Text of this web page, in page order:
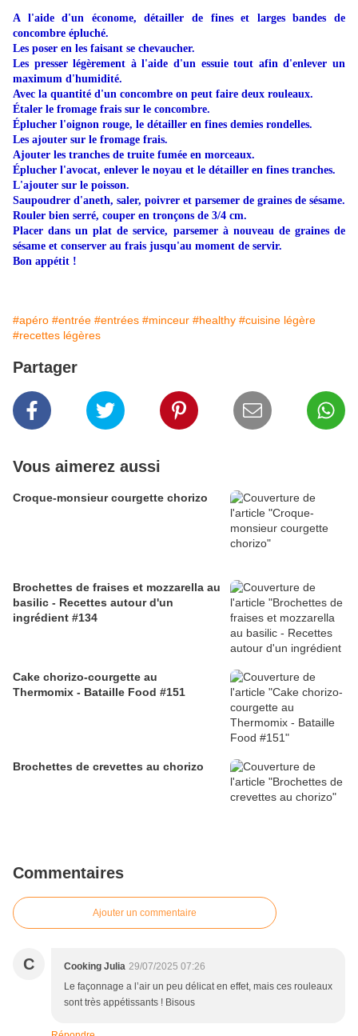
A l'aide d'un économe, détailler de fines et larges bandes de
concombre épluché.
Les poser en les faisant se chevaucher.
Les presser légèrement à l'aide d'un essuie tout afin d'enlever un
maximum d'humidité.
Avec la quantité d'un concombre on peut faire deux rouleaux.
Étaler le fromage frais sur le concombre.
Éplucher l'oignon rouge, le détailler en fines demies rondelles.
Les ajouter sur le fromage frais.
Ajouter les tranches de truite fumée en morceaux.
Éplucher l'avocat, enlever le noyau et le détailler en fines tranches.
L'ajouter sur le poisson.
Saupoudrer d'aneth, saler, poivrer et parsemer de graines de sésame.
Rouler bien serré, couper en tronçons de 3/4 cm.
Placer dans un plat de service, parsemer à nouveau de graines de
sésame et conserver au frais jusqu'au moment de servir.
Bon appétit !
#apéro #entrée #entrées #minceur #healthy #cuisine légère
#recettes légères
Partager
Vous aimerez aussi
Croque-monsieur courgette chorizo
Brochettes de fraises et mozzarella au
basilic - Recettes autour d'un
ingrédient #134
Cake chorizo-courgette au
Thermomix - Bataille Food #151
Brochettes de crevettes au chorizo
Commentaires
Ajouter un commentaire
C Cooking Julia 29/07/2025 07:26
Le façonnage a l’air un peu délicat en effet, mais ces rouleaux
sont très appétissants ! Bisous